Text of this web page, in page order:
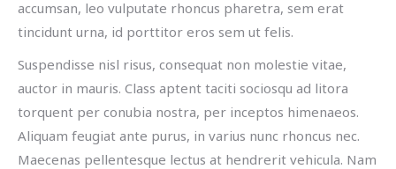
accumsan, leo vulputate rhoncus pharetra, sem erat
tincidunt urna, id porttitor eros sem ut felis.
Suspendisse nisl risus, consequat non molestie vitae,
auctor in mauris. Class aptent taciti sociosqu ad litora
torquent per conubia nostra, per inceptos himenaeos.
Aliquam feugiat ante purus, in varius nunc rhoncus nec.
Maecenas pellentesque lectus at hendrerit vehicula. Nam